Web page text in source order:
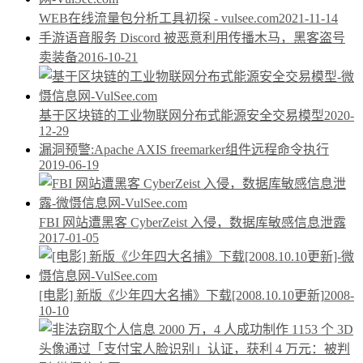
WEB在线流量包分析工具初探 - vulsee.com2021-11-14
手游语音服务 Discord 被恶意利用传播木马，黑客盗号
卖装备2016-10-21
基于区块链的工业物联网分布式能源安全交易模型2020-
12-29
漏洞预警:Apache AXIS freemarker组件远程命令执行
2019-06-19
FBI 网站遭黑客 CyberZeist 入侵，数据库敏感信息泄露
2017-01-05
[电影] 新版《少年四大名捕》下载[2008.10.10更新]2008-
10-10